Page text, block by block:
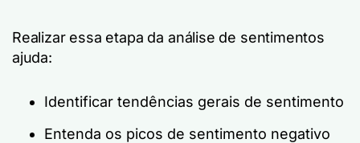
Realizar essa etapa da análise de sentimentos
ajuda:
Identificar tendências gerais de sentimento
Entenda os picos de sentimento negativo